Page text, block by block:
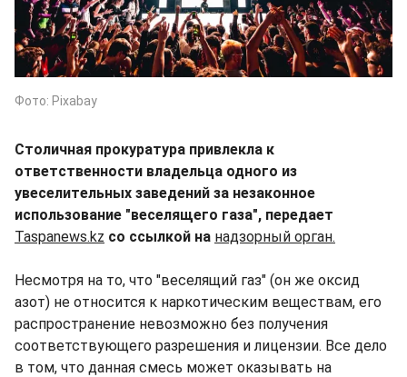
Фото: Pixabay
Столичная прокуратура привлекла к
ответственности владельца одного из
увеселительных заведений за незаконное
использование "веселящего газа", передает
Taspanews.kz со ссылкой на надзорный орган.
Несмотря на то, что "веселящий газ" (он же оксид
азот) не относится к наркотическим веществам, его
распространение невозможно без получения
соответствующего разрешения и лицензии. Все дело
в том, что данная смесь может оказывать на